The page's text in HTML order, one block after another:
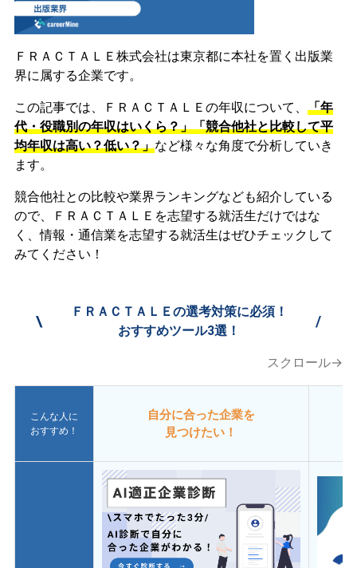
ＦＲＡＣＴＡＬＥ株式会社は東京都に本社を置く出版業
界に属する企業です。
この記事では、ＦＲＡＣＴＡＬＥの年収について、 「年
代・役職別の年収はいくら？」「競合他社と比較して平
均年収は高い？低い？」など様々な角度で分析していき
ます。
競合他社との比較や業界ランキングなども紹介している
ので、ＦＲＡＣＴＡＬＥを志望する就活生だけではな
く、情報・通信業を志望する就活生はぜひチェックして
みてください！
\
ＦＲＡＣＴＡＬＥの選考対策に必須！
おすすめツール3選！
/
スクロール→
こんな人に
おすすめ！
自分に合った企業を
見つけたい！